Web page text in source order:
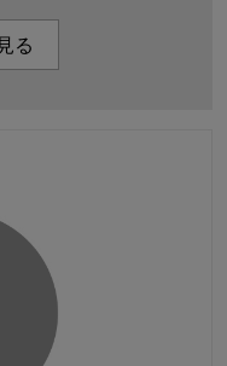
る